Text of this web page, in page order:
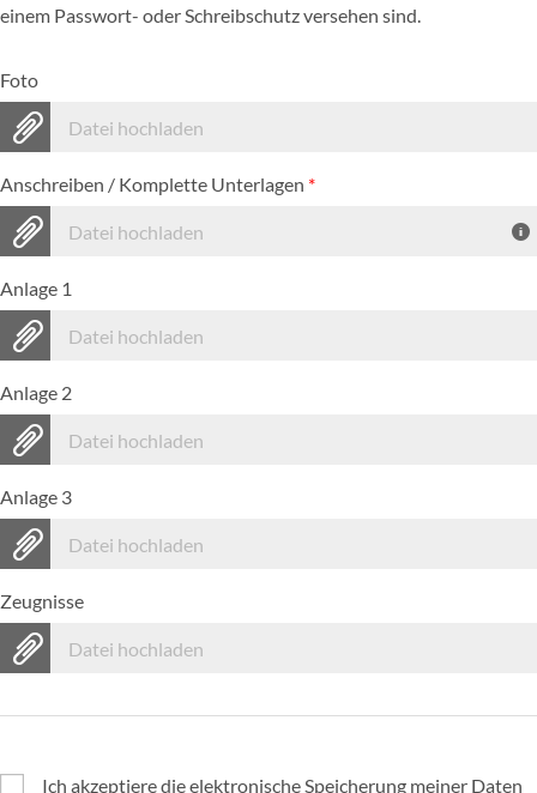
einem Passwort- oder Schreibschutz versehen sind.
Foto
Datei hochladen
Anschreiben / Komplette Unterlagen *
Datei hochladen
Anlage 1
Datei hochladen
Anlage 2
Datei hochladen
Anlage 3
Datei hochladen
Zeugnisse
Datei hochladen
Ich akzeptiere die elektronische Speicherung meiner Daten